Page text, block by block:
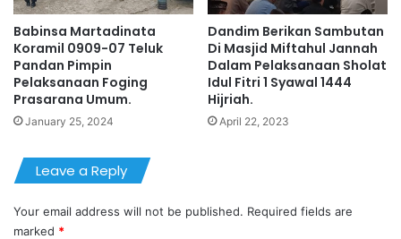
Babinsa Martadinata
Koramil 0909-07 Teluk
Pandan Pimpin
Pelaksanaan Foging
Prasarana Umum.
January 25, 2024
Dandim Berikan Sambutan
Di Masjid Miftahul Jannah
Dalam Pelaksanaan Sholat
Idul Fitri 1 Syawal 1444
Hijriah.
April 22, 2023
Leave a Reply
Your email address will not be published. Required fields are
marked *